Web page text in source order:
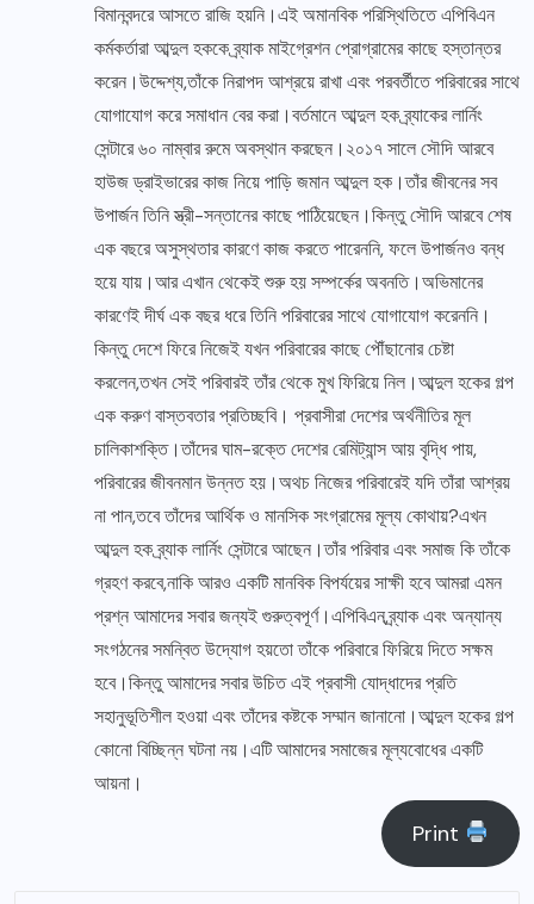
বিমানবন্দরে আসতে রাজি হয়নি।এই অমানবিক পরিস্থিতিতে এপিবিএন
কর্মকর্তারা আব্দুল হককে ব্র্যাক মাইগ্রেশন প্রোগ্রামের কাছে হস্তান্তর
করেন।উদ্দেশ্য,তাঁকে নিরাপদ আশ্রয়ে রাখা এবং পরবর্তীতে পরিবারের সাথে
যোগাযোগ করে সমাধান বের করা।বর্তমানে আব্দুল হক ব্র্যাকের লার্নিং
সেন্টারে ৬০ নাম্বার রুমে অবস্থান করছেন।২০১৭ সালে সৌদি আরবে
হাউজ ড্রাইভারের কাজ নিয়ে পাড়ি জমান আব্দুল হক।তাঁর জীবনের সব
উপার্জন তিনি স্ত্রী-সন্তানের কাছে পাঠিয়েছেন।কিন্তু সৌদি আরবে শেষ
এক বছরে অসুস্থতার কারণে কাজ করতে পারেননি, ফলে উপার্জনও বন্ধ
হয়ে যায়।আর এখান থেকেই শুরু হয় সম্পর্কের অবনতি।অভিমানের
কারণেই দীর্ঘ এক বছর ধরে তিনি পরিবারের সাথে যোগাযোগ করেননি।
কিন্তু দেশে ফিরে নিজেই যখন পরিবারের কাছে পৌঁছানোর চেষ্টা
করলেন,তখন সেই পরিবারই তাঁর থেকে মুখ ফিরিয়ে নিল।আব্দুল হকের গল্প
এক করুণ বাস্তবতার প্রতিচ্ছবি। প্রবাসীরা দেশের অর্থনীতির মূল
চালিকাশক্তি।তাঁদের ঘাম-রক্তে দেশের রেমিট্যান্স আয় বৃদ্ধি পায়,
পরিবারের জীবনমান উন্নত হয়।অথচ নিজের পরিবারেই যদি তাঁরা আশ্রয়
না পান,তবে তাঁদের আর্থিক ও মানসিক সংগ্রামের মূল্য কোথায়?এখন
আব্দুল হক ব্র্যাক লার্নিং সেন্টারে আছেন।তাঁর পরিবার এবং সমাজ কি তাঁকে
গ্রহণ করবে,নাকি আরও একটি মানবিক বিপর্যয়ের সাক্ষী হবে আমরা এমন
প্রশ্ন আমাদের সবার জন্যই গুরুত্বপূর্ণ।এপিবিএন,ব্র্যাক এবং অন্যান্য
সংগঠনের সমন্বিত উদ্যোগ হয়তো তাঁকে পরিবারে ফিরিয়ে দিতে সক্ষম
হবে।কিন্তু আমাদের সবার উচিত এই প্রবাসী যোদ্ধাদের প্রতি
সহানুভূতিশীল হওয়া এবং তাঁদের কষ্টকে সম্মান জানানো।আব্দুল হকের গল্প
কোনো বিচ্ছিন্ন ঘটনা নয়।এটি আমাদের সমাজের মূল্যবোধের একটি
আয়না।
Print